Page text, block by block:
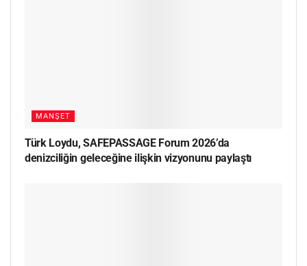
MANŞET
Türk Loydu, SAFEPASSAGE Forum 2026’da
denizciliğin geleceğine ilişkin vizyonunu paylaştı